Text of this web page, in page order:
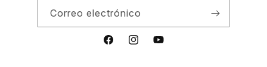
Correo electrónico
FacebookInstagramYouTube